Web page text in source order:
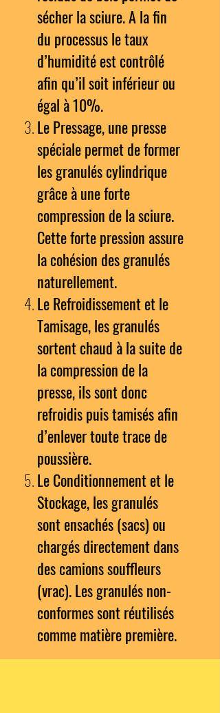
sécher la sciure. A la fin
du processus le taux
d’humidité est contrôlé
afin qu’il soit inférieur ou
égal à 10%.
Le Pressage, une presse
spéciale permet de former
les granulés cylindrique
grâce à une forte
compression de la sciure.
Cette forte pression assure
la cohésion des granulés
naturellement.
Le Refroidissement et le
Tamisage, les granulés
sortent chaud à la suite de
la compression de la
presse, ils sont donc
refroidis puis tamisés afin
d’enlever toute trace de
poussière.
Le Conditionnement et le
Stockage, les granulés
sont ensachés (sacs) ou
chargés directement dans
des camions souffleurs
(vrac). Les granulés non-
conformes sont réutilisés
comme matière première.